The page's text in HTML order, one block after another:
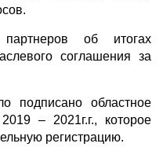
об итогах
соглашения за
подписано областное
– 2021г.г., которое
регистрацию.